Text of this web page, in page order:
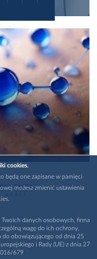
cookies.
będą one zapisane w pamięci
możesz zmienić ustawienia
danych osobowych, firma
wagę do ich ochrony,
do obowiązującego od dnia 25
i Rady (UE) z dnia 27
679